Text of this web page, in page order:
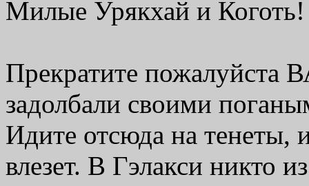
Милые Урякхай и Коготь!
Прекратите
задолбали своими
Идите отсюда на тенеты,
влезет. В Гэлакси никто